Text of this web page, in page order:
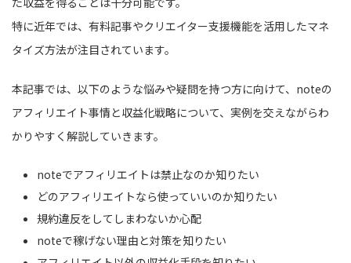
特に近年では、有料記事やクリエイター支援機能を活用したマネ
タイズ方法が注目されています。
本記事では、以下のような悩みや疑問を持つ方に向けて、noteの
アフィリエイト事情と収益化戦略について、実例を交えながらわ
かりやすく解説していきます。
noteでアフィリエイトは禁止なのか知りたい
どのアフィリエイトなら使っていいのか知りたい
規約違反をしてしまわないか心配
noteで稼げない理由と対策を知りたい